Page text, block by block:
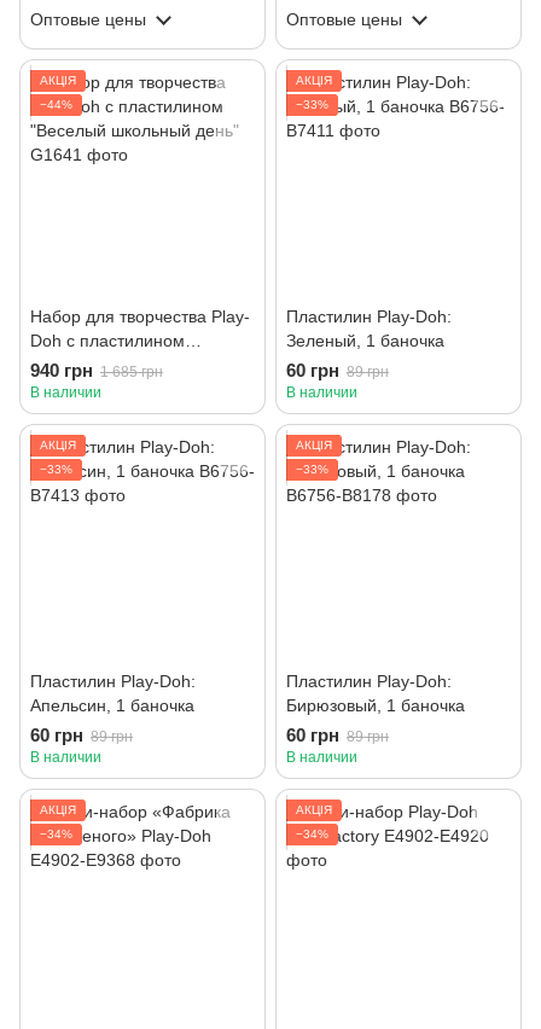
Оптовые цены Оптовые цены
АКЦІЯ
−44%
Набор для творчества Play-
Doh с пластилином
"Веселый школьный день"
940 грн 1 685 грн
В наличии
АКЦІЯ
−33%
Пластилин Play-Doh:
Зеленый, 1 баночка
60 грн 89 грн
В наличии
АКЦІЯ
−33%
Пластилин Play-Doh:
Апельсин, 1 баночка
60 грн 89 грн
В наличии
АКЦІЯ
−33%
Пластилин Play-Doh:
Бирюзовый, 1 баночка
60 грн 89 грн
В наличии
АКЦІЯ
−34%
АКЦІЯ
−34%